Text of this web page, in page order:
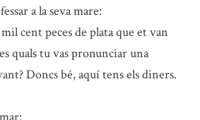
a la seva mare:
cent peces de plata que et van
quals tu vas pronunciar una
Doncs bé, aquí tens els diners.